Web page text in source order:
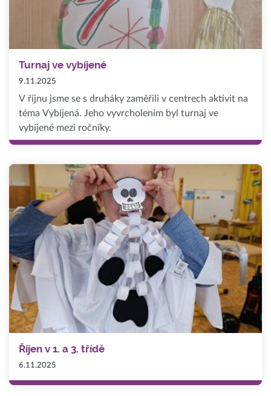
Turnaj ve vybíjené
9.11.2025
V říjnu jsme se s druháky zaměřili v centrech aktivit na
téma Vybíjená. Jeho vyvrcholením byl turnaj ve
vybíjené mezi ročníky.
Říjen v 1. a 3. třídě
6.11.2025